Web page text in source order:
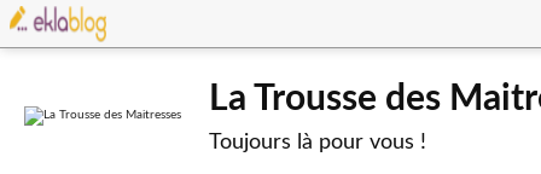
La Trousse des
Toujours là pour vous !